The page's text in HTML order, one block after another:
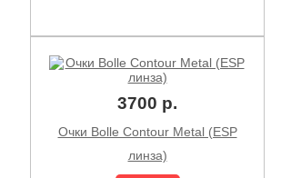
3700 р.
Очки Bolle Contour Metal (ESP
линза)